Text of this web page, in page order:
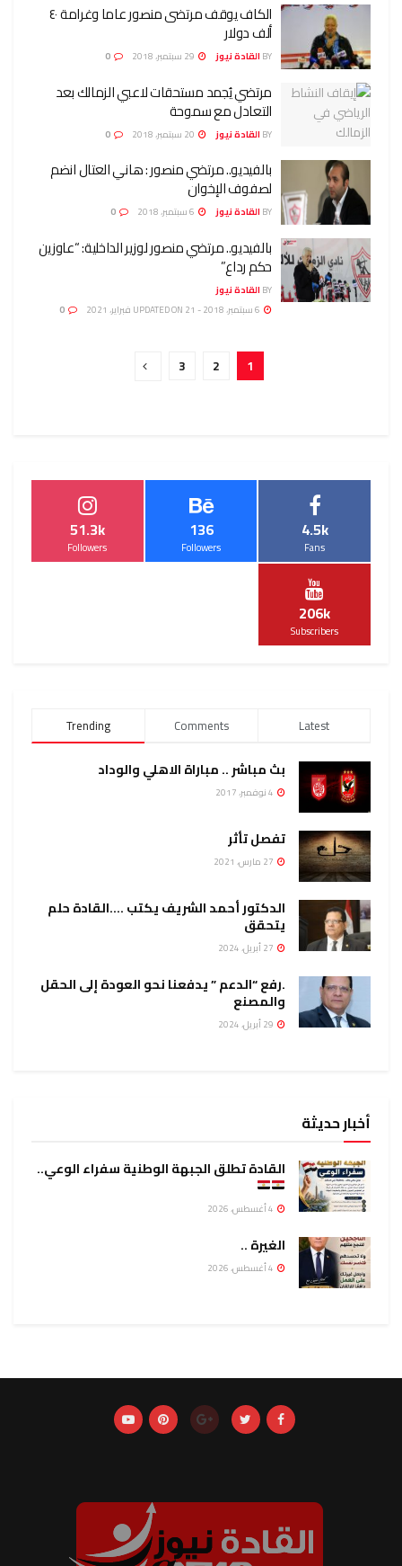
الكاف يوقف مرتضى منصور عاما وغرامة ٤٠
ألف دولار
BY القادة نيوز
مرتضي يُجمد مستحقات لاعبي الزمالك بعد
التعادل مع سموحة
BY القادة نيوز
بالفيديو.. مرتضي منصور : هاني العتال انضم
لصفوف الإخوان
BY القادة نيوز
بالفيديو.. مرتضي منصور لوزير الداخلية: “عاوزين
حكم رداع”
BY القادة نيوز
1
2
3
4.5k
Fans
136
Followers
51.3k
Followers
206k
Subscribers
Trending Comments Latest
بث مباشر .. مباراة الاهلي والوداد
تفصل تأثر
الدكتور أحمد الشريف يكتب ….القادة حلم
يتحقق
.رفع “الدعم ” يدفعنا نحو العودة إلى الحقل
والمصنع
أخبار حديثة
القادة تطلق الجبهة الوطنية سفراء الوعي..
الغيرة ..